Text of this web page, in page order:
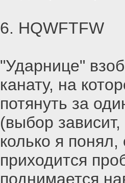
6. HQWFTFW
"Ударнице"
канату, на
потянуть за
(выбор
колько я
приходится
поднимается